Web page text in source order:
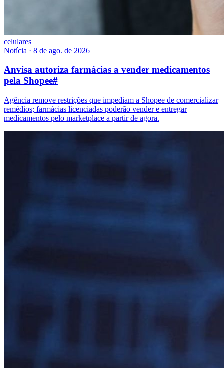
celulares
Notícia · 8 de ago. de 2026
Anvisa autoriza farmácias a vender medicamentos
pela Shopee#
Agência remove restrições que impediam a Shopee de comercializar
remédios; farmácias licenciadas poderão vender e entregar
medicamentos pelo marketplace a partir de agora.